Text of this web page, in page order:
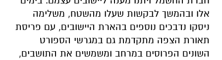
אלו ובהמשך לבקשות שעלו מהשטח, משלימה
ניסקו נדבכים נוספים בהארת היישובים, עם פריסת
תאורת הצפה מתקדמת גם במגרשי הספורט
השונים הפרוסים במרחב ומשמשים את התושבים,